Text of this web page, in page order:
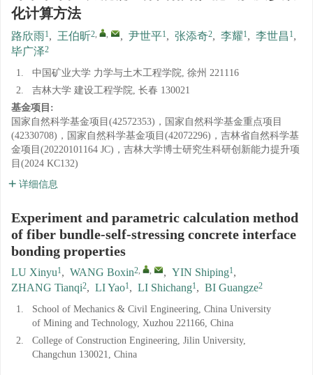
化计算方法
路欣雨1, 王伯昕2, , , 尹世平1, 张添奇2, 李耀1, 李世昌 1,
毕广泽2
1.
中国矿业大学 力学与土木工程学院, 徐州 221116
2.
吉林大学 建设工程学院, 长春 130021
基金项目:
国家自然科学基金项目(42572353)，国家自然科学基金重点项目
(42330708)，国家自然科学基金项目(42072296)，吉林省自然科学基
金项目(20220101164 JC)，吉林大学博士研究生科研创新能力提升项
目(2024 KC132)
详细信息
Experiment and parametric calculation method
of fiber bundle-self-stressing concrete interface
bonding properties
LU Xinyu1, WANG Boxin2, , , YIN Shiping1,
ZHANG Tianqi2, LI Yao1, LI Shichang1, BI Guangze2
1.
School of Mechanics & Civil Engineering, China University
of Mining and Technology, Xuzhou 221166, China
2.
College of Construction Engineering, Jilin University,
Changchun 130021, China